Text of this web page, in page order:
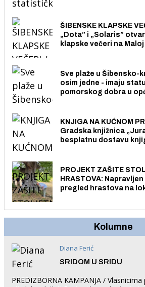
ŠIBENSKE KLAPSKE
„Dota” i „Solaris”
klapske večeri na Maloj
Sve plaže u Šibensko-
osim jedne - imaju
pomorskog dobra u
KNJIGA NA KUĆNOM
Gradska knjižnica
besplatnu dostavu
PROJEKT ZAŠITE
HRASTOVA:
pregled hrastova na
Kolumne
Diana Ferić
SRIDOM U SRIDU
PREDIZBORNA KAMPANJA /